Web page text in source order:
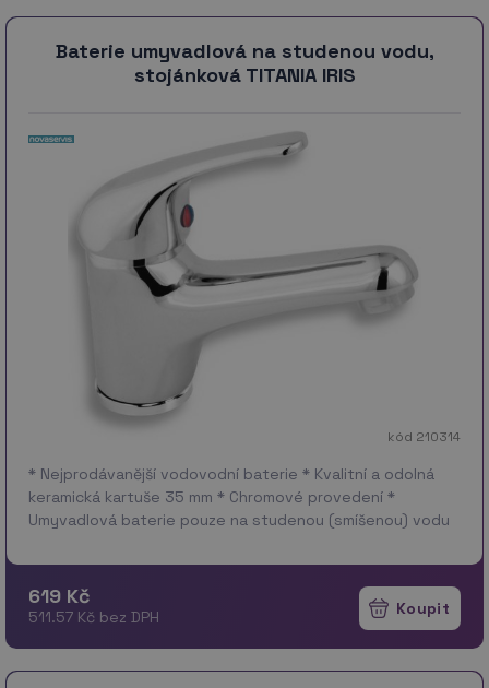
Baterie umyvadlová na studenou vodu,
stojánková TITANIA IRIS
kód 210314
* Nejprodávanější vodovodní baterie * Kvalitní a odolná
keramická kartuše 35 mm * Chromové provedení *
Umyvadlová baterie pouze na studenou (smíšenou) vodu
619 Kč
511.57 Kč bez DPH